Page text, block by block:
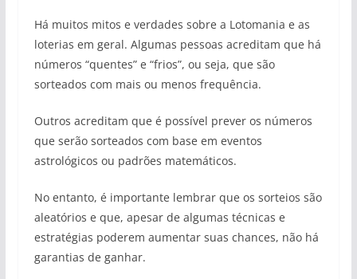
Há muitos mitos e verdades sobre a Lotomania e as
loterias em geral. Algumas pessoas acreditam que há
números “quentes” e “frios”, ou seja, que são
sorteados com mais ou menos frequência.
Outros acreditam que é possível prever os números
que serão sorteados com base em eventos
astrológicos ou padrões matemáticos.
No entanto, é importante lembrar que os sorteios são
aleatórios e que, apesar de algumas técnicas e
estratégias poderem aumentar suas chances, não há
garantias de ganhar.